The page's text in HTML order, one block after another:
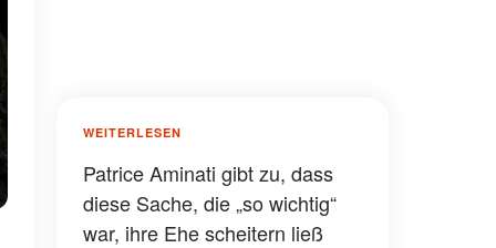
WEITERLESEN
Patrice Aminati gibt zu, dass
diese Sache, die „so wichtig“
war, ihre Ehe scheitern ließ